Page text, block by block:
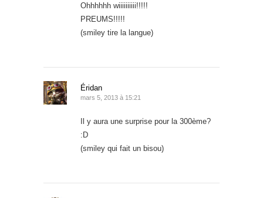
Ohhhhhh wiiiiiiiiii!!!!!
PREUMS!!!!!
(smiley tire la langue)
Éridan
mars 5, 2013 à 15:21
Il y aura une surprise pour la 300ème?
:D
(smiley qui fait un bisou)